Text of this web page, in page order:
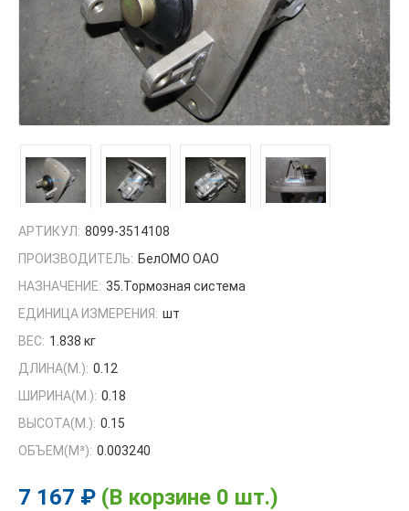
АРТИКУЛ: 8099-3514108
ПРОИЗВОДИТЕЛЬ: БелОМО ОАО
НАЗНАЧЕНИЕ: 35.Тормозная система
ЕДИНИЦА ИЗМЕРЕНИЯ: шт
ВЕС: 1.838 кг
ДЛИНА(М.): 0.12
ШИРИНА(М.): 0.18
ВЫСОТА(М.): 0.15
ОБЪЕМ(M³): 0.003240
7 167 ₽ (В корзине 0 шт.)